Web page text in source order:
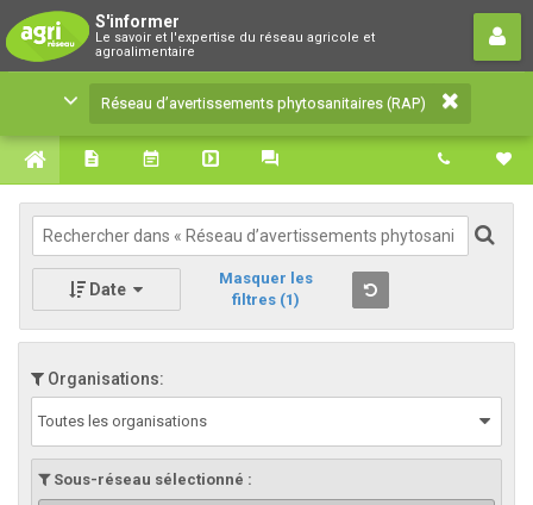
S'informer
Le savoir et l'expertise du réseau agricole et
agroalimentaire
Réseau d’avertissements
phytosanitaires (RAP)
Le savoir et l'expertise du réseau agricole et
agroalimentaire
Réseau d’avertissements phytosanitaires (RAP)
Date
Masquer les
filtres (1)
Organisations:
Toutes les organisations
Sous-réseau sélectionné :